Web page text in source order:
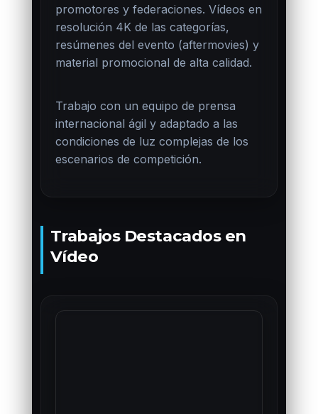
promotores y federaciones. Vídeos en
resolución 4K de las categorías,
resúmenes del evento (aftermovies) y
material promocional de alta calidad.
Trabajo con un equipo de prensa
internacional ágil y adaptado a las
condiciones de luz complejas de los
escenarios de competición.
Trabajos Destacados en
Vídeo